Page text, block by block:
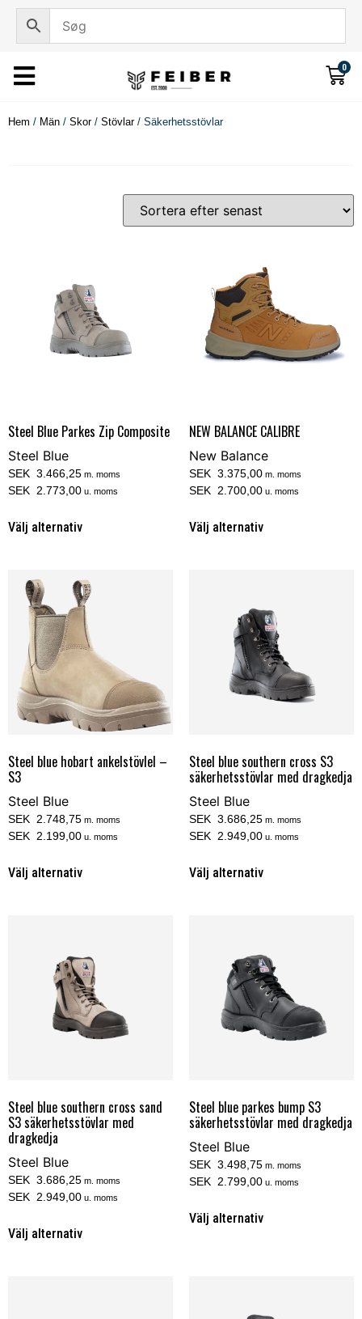
0
Hem / Män / Skor/ Stövlar/ Säkerhetsstövlar
Steel Blue Parkes Zip Composite
Steel Blue
SEK 3.466,25 m. moms
SEK 2.773,00 u. moms
Välj alternativ
NEW BALANCE CALIBRE
New Balance
SEK 3.375,00 m. moms
SEK 2.700,00 u. moms
Välj alternativ
Steel blue hobart ankelstövlel –
S3
Steel Blue
SEK 2.748,75 m. moms
SEK 2.199,00 u. moms
Välj alternativ
Steel blue southern cross S3
säkerhetsstövlar med dragkedja
Steel Blue
SEK 3.686,25 m. moms
SEK 2.949,00 u. moms
Välj alternativ
Steel blue southern cross sand
S3 säkerhetsstövlar med
dragkedja
Steel Blue
SEK 3.686,25 m. moms
SEK 2.949,00 u. moms
Välj alternativ
Steel blue parkes bump S3
säkerhetsstövlar med dragkedja
Steel Blue
SEK 3.498,75 m. moms
SEK 2.799,00 u. moms
Välj alternativ